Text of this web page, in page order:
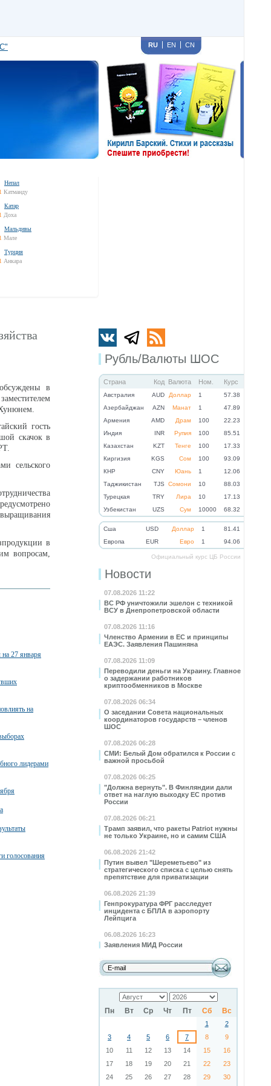
RU EN CN
Непал
Катманду
Катар
Доха
Мальдивы
Мале
Турция
Анкара
Рубль/Валюты ШОС
Страна Код Валюта Ном. Курс
Австралия AUD Доллар 1
57.38
Азербайджан
AZN Манат 1
47.89
Армения
AMD Драм 100
22.23
Индия
INR Рупия 100
85.51
Казахстан
KZT Тенге 100
17.33
Киргизия
KGS Сом 100
93.09
КНР
CNY Юань 1
12.06
Таджикистан
TJS Сомони 10
88.03
Турецкая
TRY Лира 10
17.13
Узбекистан
UZS Сум 10000 68.32
Cша USD Доллар 1
81.41
Eвропа
EUR Евро 1 94.06
Официальный курс ЦБ России
Новости
07.08.2026 11:22
ВС РФ уничтожили эшелон с техникой
ВСУ в Днепропетровской области
07.08.2026 11:16
Членство Армении в ЕС и принципы
ЕАЭС. Заявления Пашиняна
07.08.2026 11:09
Переводили деньги на Украину. Главное
о задержании работников
криптообменников в Москве
07.08.2026 06:34
О заседании Совета национальных
координаторов государств – членов
ШОС
07.08.2026 06:28
СМИ: Белый Дом обратился к России с
важной просьбой
07.08.2026 06:25
"Должна вернуть". В Финляндии дали
ответ на наглую выходку ЕС против
России
07.08.2026 06:21
Трамп заявил, что ракеты Patriot нужны
не только Украине, но и самим США
06.08.2026 21:42
Путин вывел "Шереметьево" из
стратегического списка с целью снять
препятствие для приватизации
06.08.2026 21:39
Генпрокуратура ФРГ расследует
инцидента с БПЛА в аэропорту
Лейпцига
06.08.2026 16:23
Заявления МИД России
Пн Вт Ср Чт Пт Сб Вс
1
2
3
4 5 6 7 8
9
10
11 12 13 14 15
16
17
18 19 20 21 22
23
24
25 26 27 28 29 30
в
Хунюнем.
гость
скачок в
сельского
выращивания
в
вопросам,
27 января
на
лидерами
голосования